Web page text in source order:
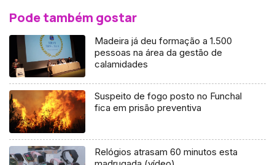
Pode também gostar
Madeira já deu formação a 1.500
pessoas na área da gestão de
calamidades
Suspeito de fogo posto no Funchal
fica em prisão preventiva
Relógios atrasam 60 minutos esta